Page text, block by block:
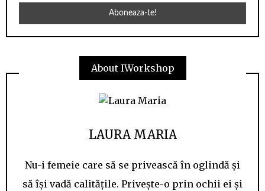
About IWorkshop
LAURA MARIA
Nu-i femeie care să se privească în oglindă și
să își vadă calitățile. Privește-o prin ochii ei și